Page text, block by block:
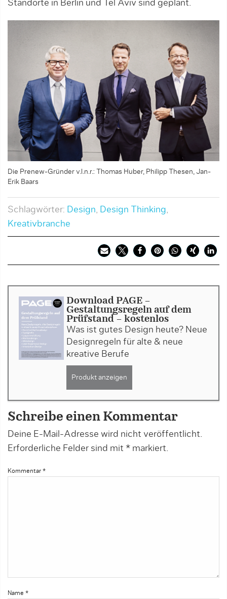
Standorte in Berlin und Tel Aviv sind geplant.
Die Prenew-Gründer v.l.n.r.: Thomas Huber, Philipp Thesen, Jan-
Erik Baars
Schlagwörter: Design, Design Thinking,
Kreativbranche
Download PAGE -
Gestaltungsregeln auf dem
Prüfstand - kostenlos
Was ist gutes Design heute? Neue
Designregeln für alte & neue
kreative Berufe
Produkt anzeigen
Schreibe einen Kommentar
Deine E-Mail-Adresse wird nicht veröffentlicht.
Erforderliche Felder sind mit * markiert.
Kommentar *
Name *